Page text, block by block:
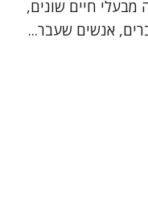
חיים שונים,
אנשים שעבר...